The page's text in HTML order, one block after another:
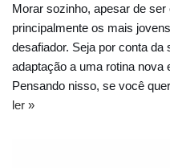
Morar sozinho, apesar de ser
principalmente os mais
desafiador. Seja por conta da
adaptação a uma rotina nova
Pensando nisso, se você
ler »